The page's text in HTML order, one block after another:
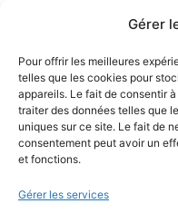
Gérer
Pour offrir les meilleures
telles que les cookies pour
appareils. Le fait de consentir
traiter des données telles que
uniques sur ce site. Le fait de
consentement peut avoir un
et fonctions.
Gérer les services
Utiliser des bois
contact direct entre
l'étanchéité des
prévoir des aérations
majeurs d'apparition